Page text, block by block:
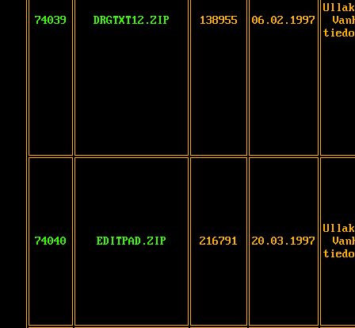
74039 DRGTXT12.ZIP 138955 06.02.1997
74040 EDITPAD.ZIP 216791 20.03.1997